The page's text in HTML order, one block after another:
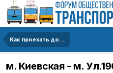
Kак проехать до...
м. Киевская - м.